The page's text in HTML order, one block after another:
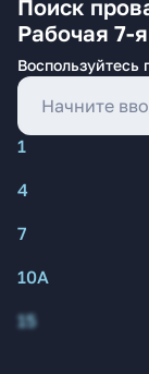
Поиск
Рабочая 7-
1
4
7
10А
15